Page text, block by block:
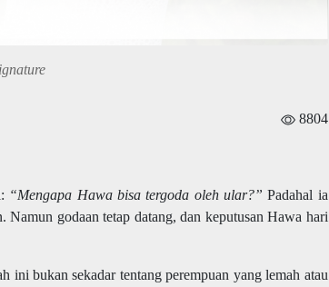
8804
“Mengapa Hawa bisa tergoda oleh ular?” Padahal ia
godaan tetap datang, dan keputusan Hawa hari
ini bukan sekadar tentang perempuan yang lemah atau